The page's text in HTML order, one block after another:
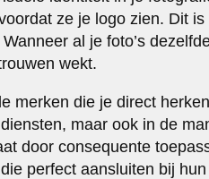
ze je logo zien. Dit
al je foto’s
wekt.
merken die je direct
maar ook in de
door consequente
perfect aansluiten bij